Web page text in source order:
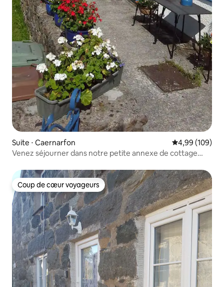
Suite ⋅ Caernarfon Évaluation
4,99 (109)
Venez séjourner dans notre petite annexe de cottage
Coup de cœur voyageurs
Coup de cœur voyageurs